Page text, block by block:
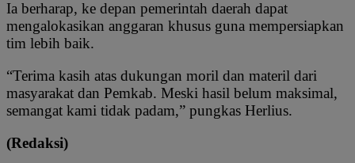
Ia berharap, ke depan pemerintah daerah dapat
mengalokasikan anggaran khusus guna mempersiapkan
tim lebih baik.
“Terima kasih atas dukungan moril dan materil dari
masyarakat dan Pemkab. Meski hasil belum maksimal,
semangat kami tidak padam,” pungkas Herlius.
(Redaksi)